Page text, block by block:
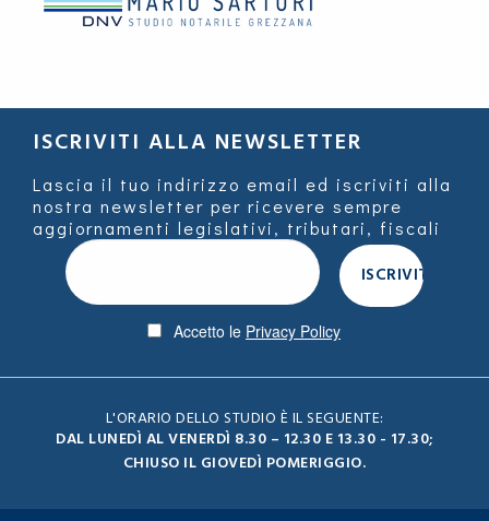
ISCRIVITI ALLA NEWSLETTER
Lascia il tuo indirizzo email ed iscriviti alla
nostra newsletter per ricevere sempre
aggiornamenti legislativi, tributari, fiscali
Accetto le Privacy Policy
L'ORARIO DELLO STUDIO È IL SEGUENTE:
DAL LUNEDÌ AL VENERDÌ 8.30 – 12.30 E 13.30 - 17.30;
CHIUSO IL GIOVEDÌ POMERIGGIO.